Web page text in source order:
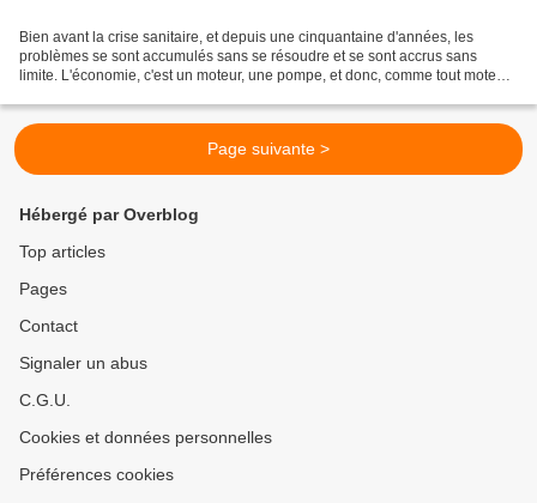
Bien avant la crise sanitaire, et depuis une cinquantaine d'années, les
problèmes se sont accumulés sans se résoudre et se sont accrus sans
limite. L'économie, c'est un moteur, une pompe, et donc, comme tout moteur
Page suivante >
Hébergé par Overblog
Top articles
Pages
Contact
Signaler un abus
C.G.U.
Cookies et données personnelles
Préférences cookies